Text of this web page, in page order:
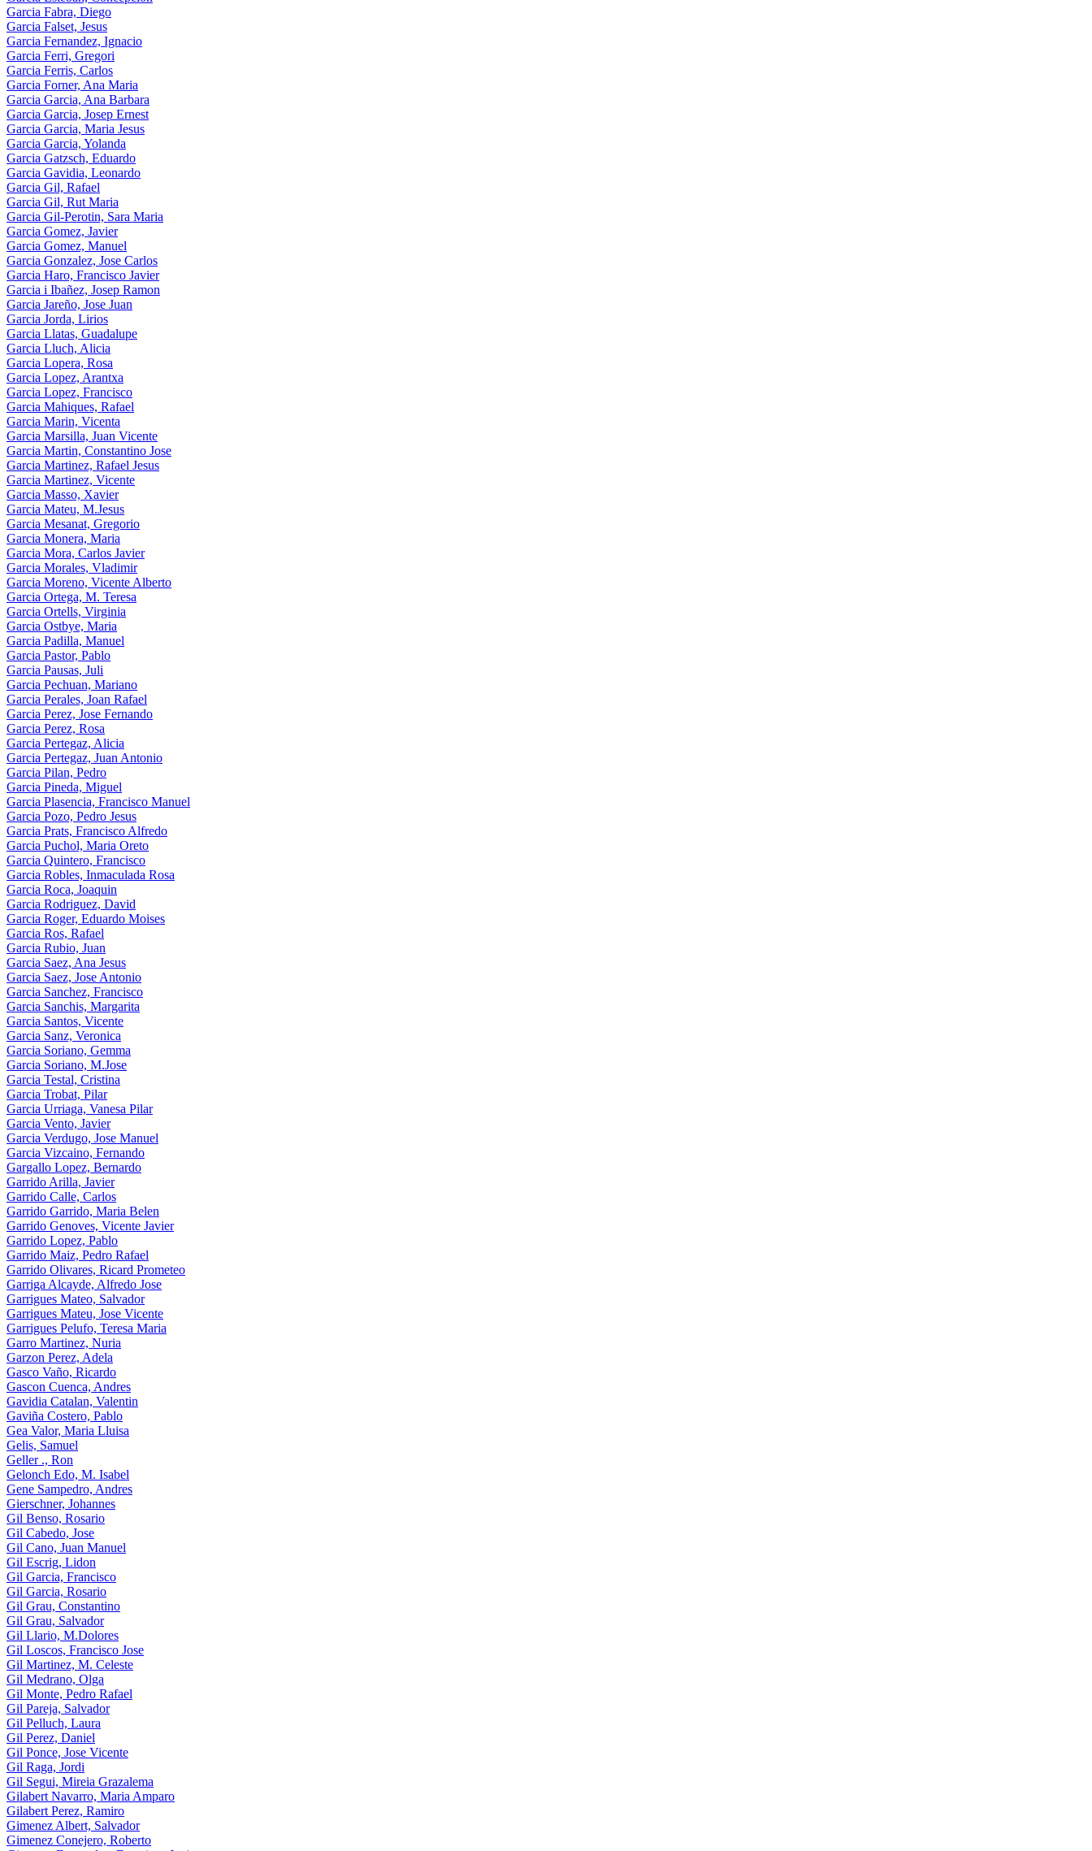
Garcia Fabra, Diego
Garcia Falset, Jesus
Garcia Fernandez, Ignacio
Garcia Ferri, Gregori
Garcia Ferris, Carlos
Garcia Forner, Ana Maria
Garcia Garcia, Ana Barbara
Garcia Garcia, Josep Ernest
Garcia Garcia, Maria Jesus
Garcia Garcia, Yolanda
Garcia Gatzsch, Eduardo
Garcia Gavidia, Leonardo
Garcia Gil, Rafael
Garcia Gil, Rut Maria
Garcia Gil-Perotin, Sara Maria
Garcia Gomez, Javier
Garcia Gomez, Manuel
Garcia Gonzalez, Jose Carlos
Garcia Haro, Francisco Javier
Garcia i Ibañez, Josep Ramon
Garcia Jareño, Jose Juan
Garcia Jorda, Lirios
Garcia Llatas, Guadalupe
Garcia Lluch, Alicia
Garcia Lopera, Rosa
Garcia Lopez, Arantxa
Garcia Lopez, Francisco
Garcia Mahiques, Rafael
Garcia Marin, Vicenta
Garcia Marsilla, Juan Vicente
Garcia Martin, Constantino Jose
Garcia Martinez, Rafael Jesus
Garcia Martinez, Vicente
Garcia Masso, Xavier
Garcia Mateu, M.Jesus
Garcia Mesanat, Gregorio
Garcia Monera, Maria
Garcia Mora, Carlos Javier
Garcia Morales, Vladimir
Garcia Moreno, Vicente Alberto
Garcia Ortega, M. Teresa
Garcia Ortells, Virginia
Garcia Ostbye, Maria
Garcia Padilla, Manuel
Garcia Pastor, Pablo
Garcia Pausas, Juli
Garcia Pechuan, Mariano
Garcia Perales, Joan Rafael
Garcia Perez, Jose Fernando
Garcia Perez, Rosa
Garcia Pertegaz, Alicia
Garcia Pertegaz, Juan Antonio
Garcia Pilan, Pedro
Garcia Pineda, Miguel
Garcia Plasencia, Francisco Manuel
Garcia Pozo, Pedro Jesus
Garcia Prats, Francisco Alfredo
Garcia Puchol, Maria Oreto
Garcia Quintero, Francisco
Garcia Robles, Inmaculada Rosa
Garcia Roca, Joaquin
Garcia Rodriguez, David
Garcia Roger, Eduardo Moises
Garcia Ros, Rafael
Garcia Rubio, Juan
Garcia Saez, Ana Jesus
Garcia Saez, Jose Antonio
Garcia Sanchez, Francisco
Garcia Sanchis, Margarita
Garcia Santos, Vicente
Garcia Sanz, Veronica
Garcia Soriano, Gemma
Garcia Soriano, M.Jose
Garcia Testal, Cristina
Garcia Trobat, Pilar
Garcia Urriaga, Vanesa Pilar
Garcia Vento, Javier
Garcia Verdugo, Jose Manuel
Garcia Vizcaino, Fernando
Gargallo Lopez, Bernardo
Garrido Arilla, Javier
Garrido Calle, Carlos
Garrido Garrido, Maria Belen
Garrido Genoves, Vicente Javier
Garrido Lopez, Pablo
Garrido Maiz, Pedro Rafael
Garrido Olivares, Ricard Prometeo
Garriga Alcayde, Alfredo Jose
Garrigues Mateo, Salvador
Garrigues Mateu, Jose Vicente
Garrigues Pelufo, Teresa Maria
Garro Martinez, Nuria
Garzon Perez, Adela
Gasco Vaño, Ricardo
Gascon Cuenca, Andres
Gavidia Catalan, Valentin
Gaviña Costero, Pablo
Gea Valor, Maria Lluisa
Gelis, Samuel
Geller ., Ron
Gelonch Edo, M. Isabel
Gene Sampedro, Andres
Gierschner, Johannes
Gil Benso, Rosario
Gil Cabedo, Jose
Gil Cano, Juan Manuel
Gil Escrig, Lidon
Gil Garcia, Francisco
Gil Garcia, Rosario
Gil Grau, Constantino
Gil Grau, Salvador
Gil Llario, M.Dolores
Gil Loscos, Francisco Jose
Gil Martinez, M. Celeste
Gil Medrano, Olga
Gil Monte, Pedro Rafael
Gil Pareja, Salvador
Gil Pelluch, Laura
Gil Perez, Daniel
Gil Ponce, Jose Vicente
Gil Raga, Jordi
Gil Segui, Mireia Grazalema
Gilabert Navarro, Maria Amparo
Gilabert Perez, Ramiro
Gimenez Albert, Salvador
Gimenez Conejero, Roberto